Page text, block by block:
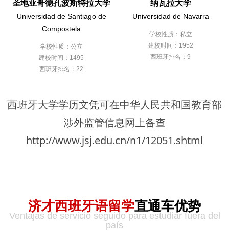
济才西班牙语留学直通车优势
Ventajas de servicio seguido para estudiar fuera del
país
西班牙大学学历文凭可在中华人民共和国教育部
涉外监管信息网上备查
http://www.jsj.edu.cn/n1/12051.shtml
圣地亚哥德孔波斯特拉大学
Universidad de Santiago de
Compostela
学校性质：公立
建校时间：1495
西班牙排名：22
纳瓦拉大学
Universidad de Navarra
学校性质：私立
建校时间：1952
西班牙排名：9